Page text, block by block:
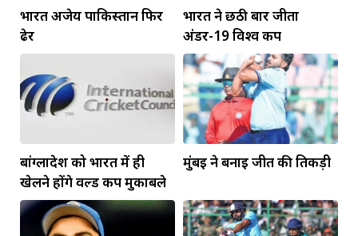
भारत अजेय पाकिस्तान फिर
ढेर
भारत ने छठी बार जीता
अंडर-19 विश्व कप
बांग्लादेश को भारत में ही
खेलने होंगे वर्ल्ड कप मुकाबले
मुंबई ने बनाई जीत की तिकड़ी